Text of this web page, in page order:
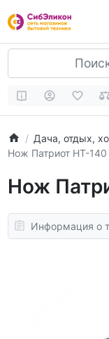
Дача, отдых,
Нож Патриот HТ-140
Нож
Информация о